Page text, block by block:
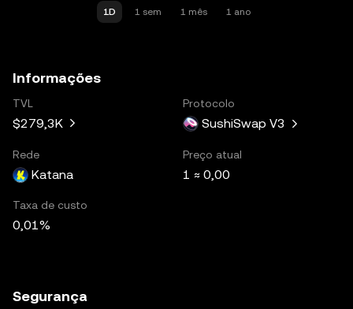
1D 1 sem 1 mês 1 ano
Informações
TVL
$279,3K
Protocolo
SushiSwap V3
Rede
Katana
Preço atual
1 ≈ 0,00
Taxa de custo
0,01%
Segurança